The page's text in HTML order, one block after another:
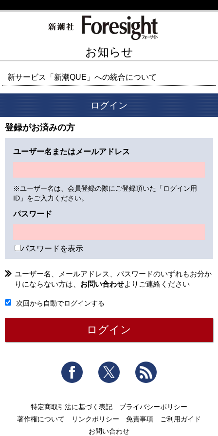
お知らせ
新サービス「新潮QUE」への統合について
ログイン
登録がお済みの方
ユーザー名またはメールアドレス
※ユーザー名は、会員登録の際にご登録頂いた「ログイン用
ID」をご入力ください。
パスワード
パスワードを表示
ユーザー名、メールアドレス、パスワードのいずれもお分か
りにならない方は、 お問い合わせよりご連絡ください
次回から自動でログインする
Facebook Twitter
特定商取引法に基づく表記
プライバシーポリシー
著作権について
リンクポリシー 免責事項
ご利用ガイド
お問い合わせ